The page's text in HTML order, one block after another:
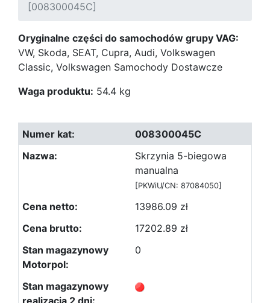
[008300045C]
Oryginalne części do samochodów grupy VAG:
VW, Skoda, SEAT, Cupra, Audi, Volkswagen
Classic, Volkswagen Samochody Dostawcze
Waga produktu: 54.4 kg
008300045C
Skrzynia 5-biegowa
manualna
[PKWiU/CN: 87084050]
13986.09 zł
17202.89 zł
0